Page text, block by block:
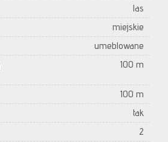
las
miejskie
umeblowane
100 m
100 m
tak
2